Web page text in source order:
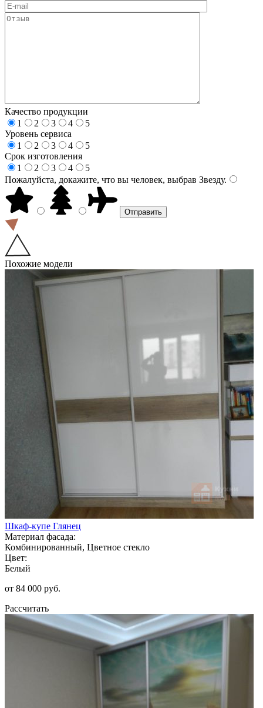
Качество продукции
1
2 3 4
5
Уровень сервиса
1
2 3 4
5
Срок изготовления
1
2 3 4
5
Пожалуйста, докажите, что вы человек, выбрав Звезду.
Похожие модели
Шкаф-купе Глянец
Материал фасада:
Комбинированный, Цветное стекло
Цвет:
Белый
от 84 000 руб.
Рассчитать